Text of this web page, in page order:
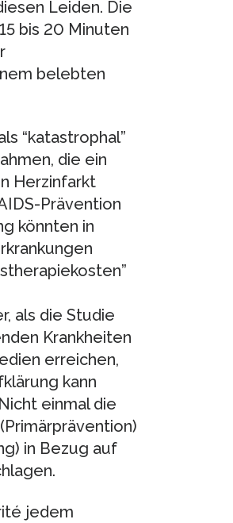
Leiden. Die
bis 20 Minuten
belebten
“katastrophal”
die ein
Herzinfarkt
Prävention
könnten in
als die Studie
Krankheiten
erreichen,
kann
einmal die
in Bezug auf
jedem